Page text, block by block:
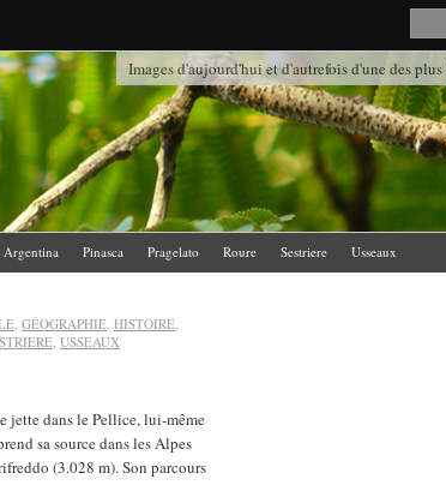
Images d'aujourd'hui et d'autrefois d'une des
Argentina Pinasca Pragelato Roure Sestriere Usseaux
, GÉOGRAPHIE, HISTOIRE,
, USSEAUX
jette dans le Pellice, lui-même
sa source dans les Alpes
(3.028 m). Son parcours